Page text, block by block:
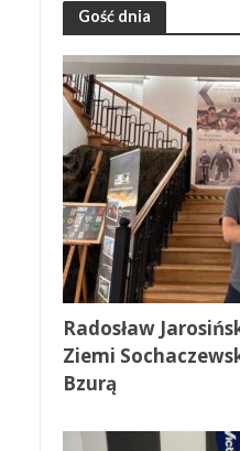
Gość dnia
Radosław
Ziemi
Bzurą